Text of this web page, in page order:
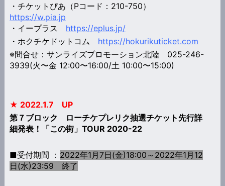
・チケットぴあ（Pコード：210-750）
https://w.pia.jp
・イープラス https://eplus.jp/
・ホクチケドットコム https://hokurikuticket.com
※問合せ：サンライズプロモーション北陸 025-246-
3939(火〜金 12:00〜16:00/土 10:00〜15:00)
★ 2022.1.7 UP
第７ブロック ローチケプレリク抽選チケット先行詳
細発表！「この街」TOUR 2020-22
■受付期間 ： 2022年1月7日(金)18:00～2022年1月12
日(水)23:59 終了